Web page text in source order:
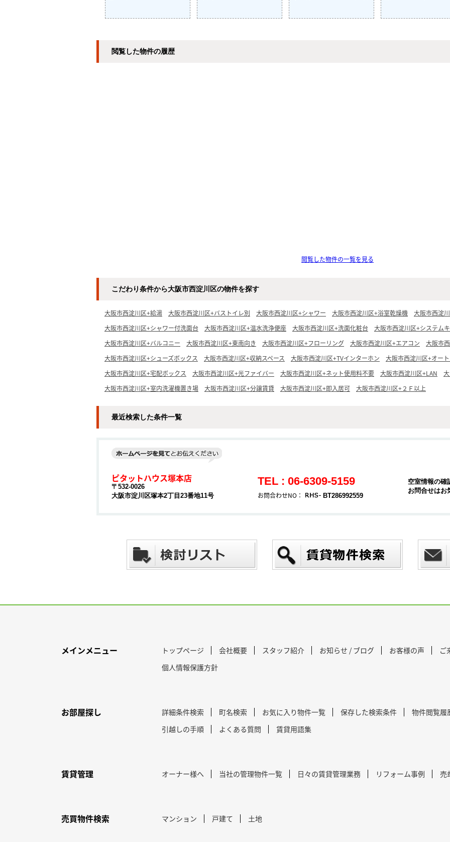
閲覧した物件の履歴
閲覧した物件の一覧を見る
こだわり条件から大阪市西淀川区の物件を探す
大阪市西淀川区+給湯 大阪市西淀川区+バストイレ別 大阪市西淀川区+シャワー 大阪市西淀川区+浴室乾燥機
大阪市西淀
大阪市西淀川区+シャワー付洗面台
大阪市西淀川区+温水洗浄便座 大阪市西淀川区+洗面化粧台
大阪市西淀川区+システム
大阪市西淀川区+バルコニー
大阪市西淀川区+東南向き 大阪市西淀川区+フローリング 大阪市西淀川区+エアコン
大阪市
大阪市西淀川区+シューズボックス
大阪市西淀川区+収納スペース 大阪市西淀川区+TVインターホン
大阪市西淀川区+オー
大阪市西淀川区+宅配ボックス
大阪市西淀川区+光ファイバー 大阪市西淀川区+ネット使用料不要 大阪市西淀川区+LAN
大阪市西淀川区+室内洗濯機置き場
大阪市西淀川区+分譲賃貸 大阪市西淀川区+即入居可 大阪市西淀川区+２Ｆ以上
最近検索した条件一覧
ピタットハウス塚本店
〒532-0026
大阪市淀川区塚本2丁目23番地11号
TEL : 06-6309-5159
お問合わせNO： BT286992559
空室情報の確
お問合せはお
メインメニュー トップページ 会社概要 スタッフ紹介 お知らせ / ブログ お客様の声
ご
個人情報保護方針
お部屋探し 詳細条件検索 町名検索 お気に入り物件一覧 保存した検索条件
物件閲覧履
引越しの手順
よくある質問 賃貸用語集
賃貸管理 オーナー様へ 当社の管理物件一覧 日々の賃貸管理業務 リフォーム事例 売
売買物件検索 マンション 戸建て 土地